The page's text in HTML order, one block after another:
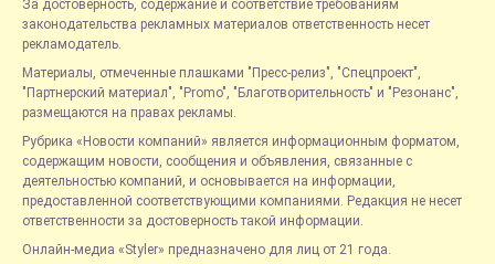
За достоверность, содержание и соответствие требованиям
законодательства рекламных материалов ответственность несет
рекламодатель.
Материалы, отмеченные плашками "Пресс-релиз", "Спецпроект",
"Партнерский материал", "Promo", "Благотворительность" и "Резонанс",
размещаются на правах рекламы.
Рубрика «Новости компаний» является информационным форматом,
содержащим новости, сообщения и объявления, связанные с
деятельностью компаний, и основывается на информации,
предоставленной соответствующими компаниями. Редакция не несет
ответственности за достоверность такой информации.
Онлайн-медиа «Styler» предназначено для лиц от 21 года.